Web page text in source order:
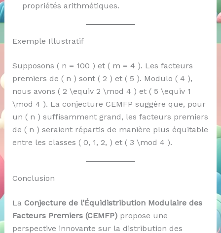
propriétés arithmétiques.
Exemple Illustratif
Supposons ( n = 100 ) et ( m = 4 ). Les facteurs
premiers de ( n ) sont ( 2 ) et ( 5 ). Modulo ( 4 ),
nous avons ( 2 \equiv 2 \mod 4 ) et ( 5 \equiv 1
\mod 4 ). La conjecture CEMFP suggère que, pour
un ( n ) suffisamment grand, les facteurs premiers
de ( n ) seraient répartis de manière plus équitable
entre les classes ( 0, 1, 2, ) et ( 3 \mod 4 ).
Conclusion
La Conjecture de l’Équidistribution Modulaire des
Facteurs Premiers (CEMFP)propose une
perspective innovante sur la distribution des